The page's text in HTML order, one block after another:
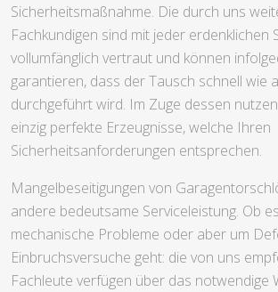
Sicherheitsmaßnahme. Die durch uns
Fachkundigen sind mit jeder erdenklichen
vollumfänglich vertraut und können
garantieren, dass der Tausch schnell wie
durchgeführt wird. Im Zuge dessen
einzig perfekte Erzeugnisse, welche Ihren
Sicherheitsanforderungen entsprechen.
Mangelbeseitigungen von
andere bedeutsame Serviceleistung. Ob
mechanische Probleme oder aber um
Einbruchsversuche geht: die von uns
Fachleute verfügen über das notwendige